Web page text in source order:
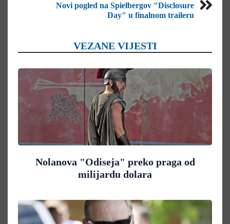
Novi pogled na Spielbergov "Disclosure
Day" u finalnom traileru
VEZANE VIJESTI
Nolanova "Odiseja" preko praga od
milijardu dolara